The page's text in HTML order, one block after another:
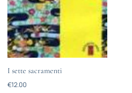
I sette sacramenti
€12.00